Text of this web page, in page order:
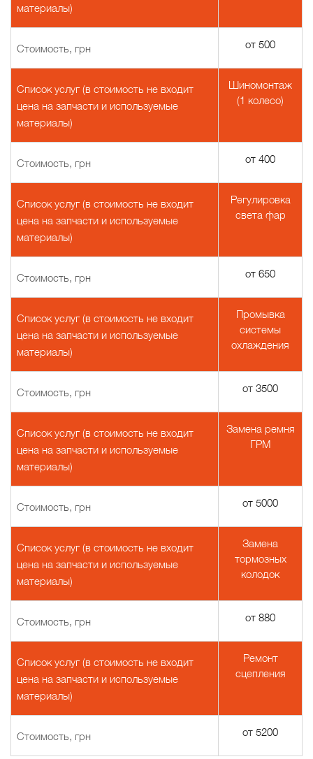
материалы)
Стоимость, грн от 500
Список услуг (в стоимость не входит
цена на запчасти и используемые
материалы)
Шиномонтаж
(1 колесо)
Стоимость, грн от 400
Список услуг (в стоимость не входит
цена на запчасти и используемые
материалы)
Регулировка
света фар
Стоимость, грн от 650
Список услуг (в стоимость не входит
цена на запчасти и используемые
материалы)
Промывка
системы
охлаждения
Стоимость, грн от 3500
Список услуг (в стоимость не входит
цена на запчасти и используемые
материалы)
Замена ремня
ГРМ
Стоимость, грн от 5000
Список услуг (в стоимость не входит
цена на запчасти и используемые
материалы)
Замена
тормозных
колодок
Стоимость, грн от 880
Список услуг (в стоимость не входит
цена на запчасти и используемые
материалы)
Ремонт
сцепления
Стоимость, грн от 5200